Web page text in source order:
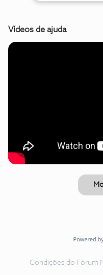
Vídeos de ajuda
Condições do Fórum